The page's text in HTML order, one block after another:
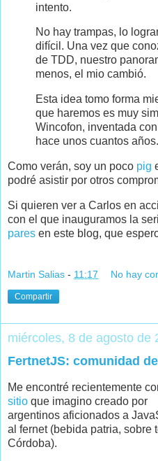
intento.
No hay trampas, lo
difícil. Una vez que
de TDD, nuestro
menos, el mio cambió.
Esta idea tomo forma
que haremos es muy
Wincofon, inventada
hace unos cuantos años.
Como verán, soy un poco pig
podré asistir por otros
Si quieren ver a Carlos en
con el que inauguramos la
pares en este blog, que
Martin Salias - 11:17 No hay
Compartir
miércoles, 8 de agosto de
FertnetJS: comunidad
Me encontré recientemente
sitio que imagino creado por
argentinos aficionados a
al fernet (bebida patria, sobre
Córdoba).